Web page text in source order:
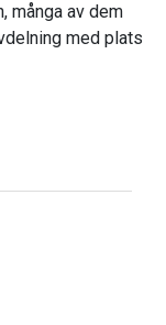
många av dem
med plats